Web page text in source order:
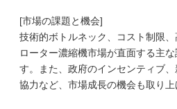
[市場の課題と機会]
技術的ボトルネック、コスト制限
ローター濃縮機市場が直面する主
す。また、政府のインセンティブ
協力など、市場成長の機会も取り上